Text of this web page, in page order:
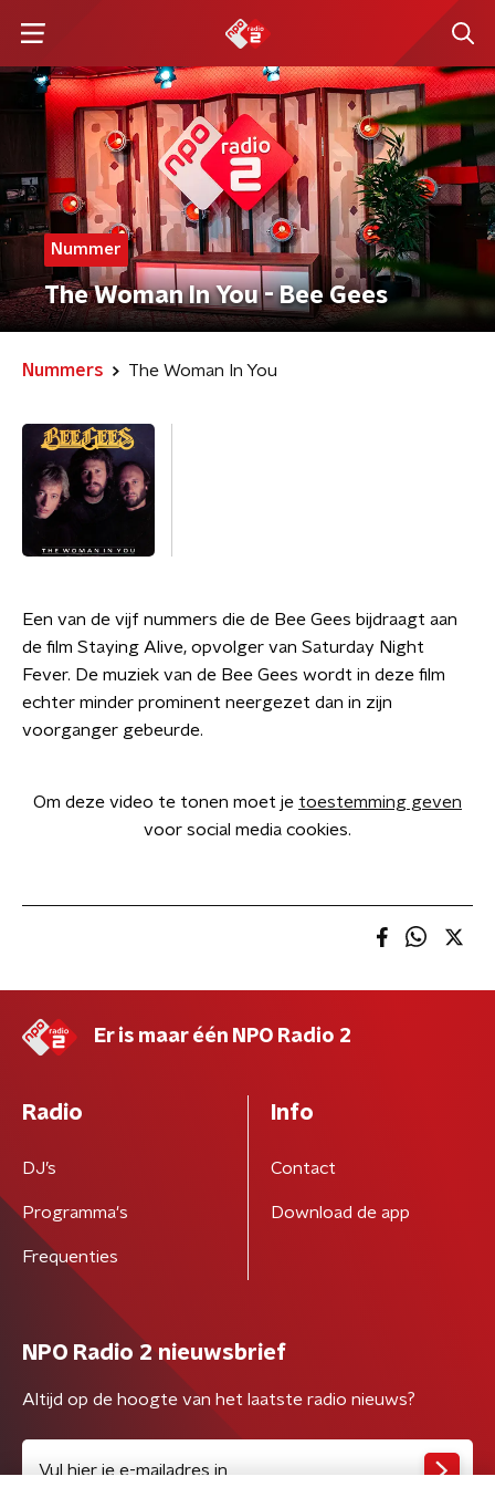
Nummer
The Woman In You - Bee Gees
Nummers The Woman In You
Een van de vijf nummers die de Bee Gees bijdraagt aan
de film Staying Alive, opvolger van Saturday Night
Fever. De muziek van de Bee Gees wordt in deze film
echter minder prominent neergezet dan in zijn
voorganger gebeurde.
Om deze video te tonen moet je toestemming geven
voor social media cookies.
Er is maar één NPO Radio 2
Radio
DJ’s
Programma's
Frequenties
Info
Contact
Download de app
NPO Radio 2 nieuwsbrief
Altijd op de hoogte van het laatste radio nieuws?